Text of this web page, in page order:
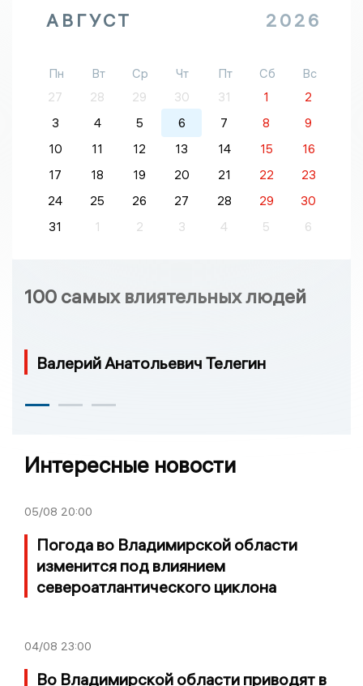
АВГУСТ 2026
Пн Вт Ср Чт Пт Сб
Вс
27
28 29 30 31 1
2
3
4 5 6 7 8
9
10
11 12 13 14 15
16
17
18 19 20 21 22
23
24
25 26 27 28 29
30
31
1 2 3 4 5 6
100 самых влиятельных людей
Валерий Анатольевич Телегин
Интересные новости
05/08 20:00
Погода во Владимирской области
изменится под влиянием
североатлантического циклона
04/08 23:00
Во Владимирской области приводят в